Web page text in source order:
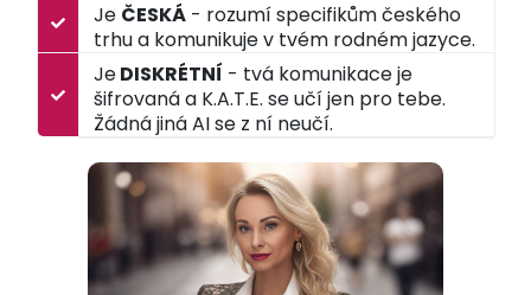
Je ČESKÁ - rozumí specifikům českého
trhu a komunikuje v tvém rodném jazyce.
JeDISKRÉTNÍ - tvá komunikace je
šifrovaná a K.A.T.E. se učí jen pro tebe.
Žádná jiná AI se z ní neučí.